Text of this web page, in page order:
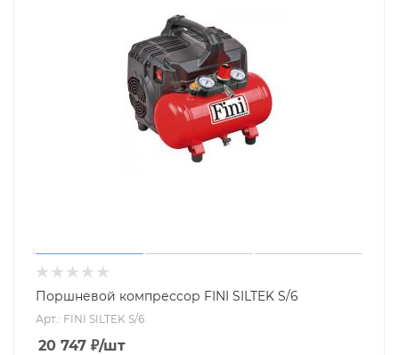
Поршневой компрессор FINI SILTEK S/6
Арт.: FINI SILTEK S/6
20 747 ₽/шт